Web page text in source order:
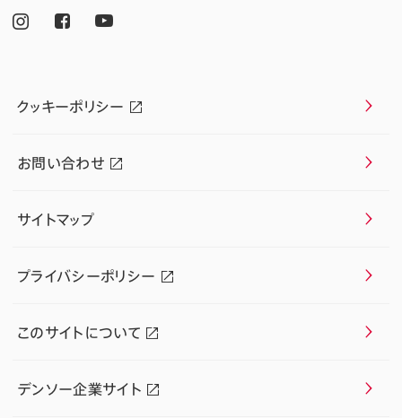
クッキーポリシー
お問い合わせ
サイトマップ
プライバシーポリシー
このサイトについて
デンソー企業サイト